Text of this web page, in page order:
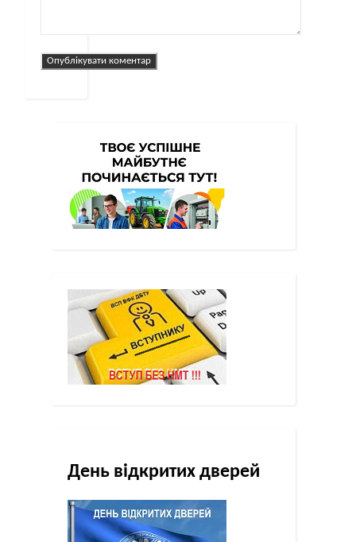
День відкритих дверей